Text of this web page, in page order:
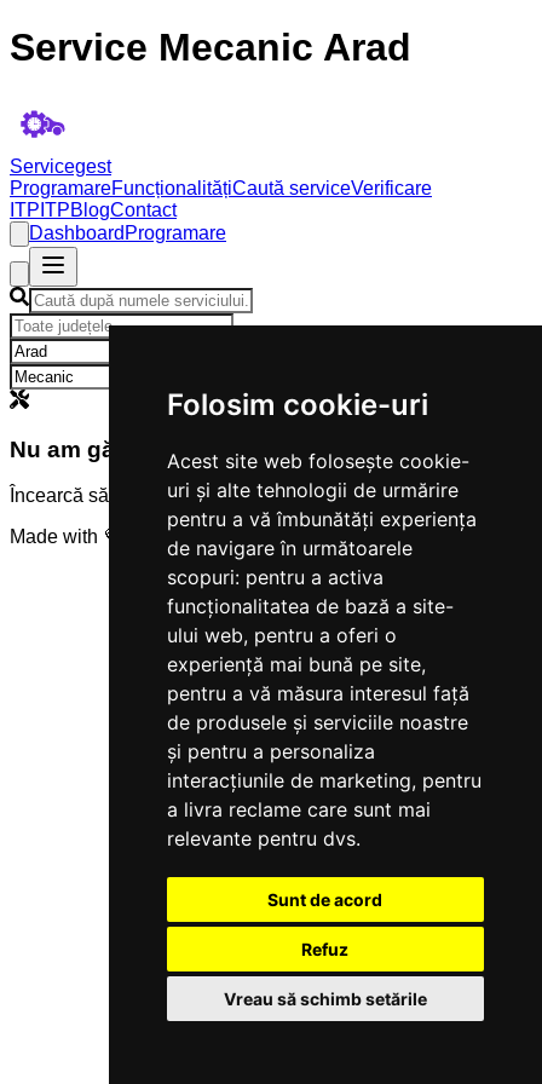
Folosim cookie-uri
Acest site web folosește cookie-
uri și alte tehnologii de urmărire
pentru a vă îmbunătăți experiența
de navigare în următoarele
scopuri: pentru a activa
funcționalitatea de bază a site-
ului web, pentru a oferi o
experiență mai bună pe site,
pentru a vă măsura interesul față
de produsele și serviciile noastre
și pentru a personaliza
interacțiunile de marketing, pentru
a livra reclame care sunt mai
relevante pentru dvs.
Sunt de acord
Refuz
Vreau să schimb setările
Service Mecanic Arad
Servicegest
ProgramareFuncționalitățiCaută serviceVerificare
ITP ITPBlogContact
Dashboard Programare
Nu am găsit servicii
Încearcă să modifici criteriile de căutare.
Made with 💜 by
Servicegest